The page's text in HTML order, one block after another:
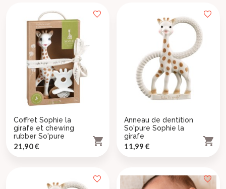
Coffret Sophie la
girafe et chewing
rubber So'pure
Prix
21,90 € 
Anneau de dentition
So'pure Sophie la
girafe
Prix
11,99 € 